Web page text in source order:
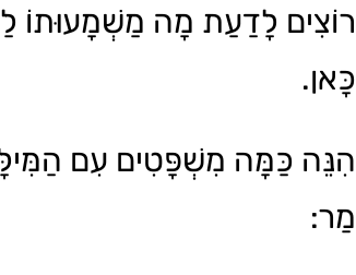
רוֹצִים לָדַעַת מָה מַשְׁמָעוּתוֹ
כָּאן.
הִנֵּה כַּמָּה מִשְׁפָּטִים עִם
מַר: